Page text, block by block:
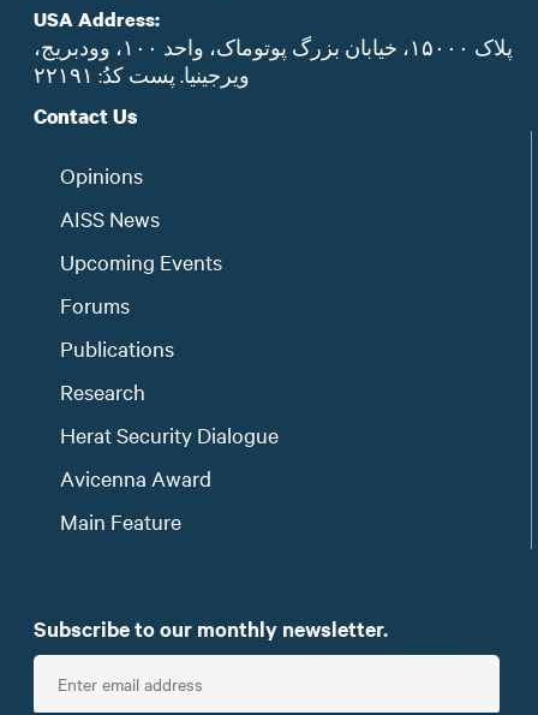
USA Address:
پلاک ۱۵۰۰۰، خیابان بزرگ پوتوماک، واحد ۱۰۰، وودبریج،
ویرجینیا. پست‌ کدُ: ۲۲۱۹۱
Contact Us
Opinions
AISS News
Upcoming Events
Forums
Publications
Research
Herat Security Dialogue
Avicenna Award
Main Feature
Subscribe to our monthly newsletter.
E